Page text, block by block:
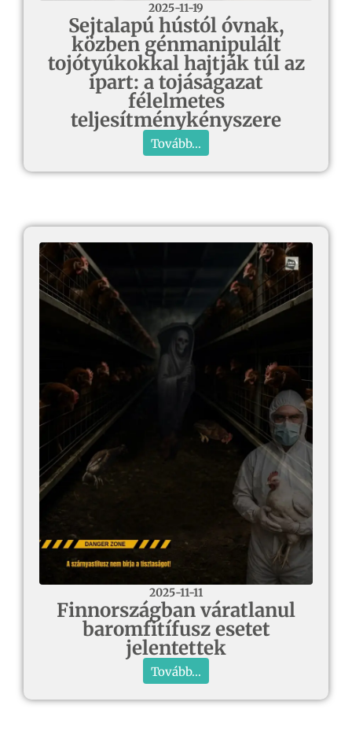
2025-11-19
Sejtalapú hústól óvnak,
közben génmanipulált
tojótyúkokkal hajtják túl az
ipart: a tojáságazat
félelmetes
teljesítménykényszere
Tovább...
2025-11-11
Finnországban váratlanul
baromfitífusz esetet
jelentettek
Tovább...